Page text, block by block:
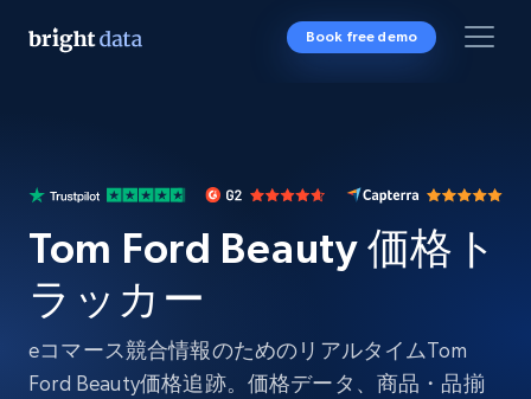
Book free demo
Tom Ford Beauty 価格ト
ラッカー
eコマース競合情報のためのリアルタイムTom
Ford Beauty価格追跡。価格データ、商品・品揃